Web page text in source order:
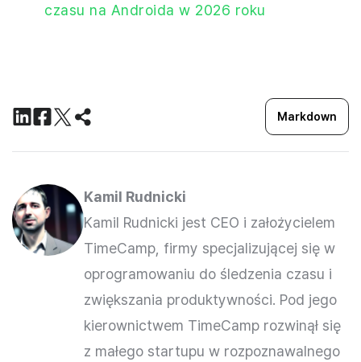
czasu na Androida w 2026 roku
Markdown
Kamil Rudnicki
Kamil Rudnicki jest CEO i założycielem
TimeCamp, firmy specjalizującej się w
oprogramowaniu do śledzenia czasu i
zwiększania produktywności. Pod jego
kierownictwem TimeCamp rozwinął się
z małego startupu w rozpoznawalnego